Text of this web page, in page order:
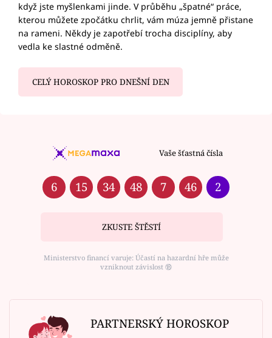
když jste myšlenkami jinde. V průběhu „špatné“ práce,
kterou můžete zpočátku chrlit, vám múza jemně přistane
na rameni. Někdy je zapotřebí trocha disciplíny, aby
vedla ke slastné odměně.
CELÝ HOROSKOP PRO DNEŠNÍ DEN
Vaše šťastná čísla
6 15 34 48 7 46 2
ZKUSTE ŠTĚSTÍ
Ministerstvo financí varuje: Účastí na hazardní hře může
vzniknout závislost ⑱
PARTNERSKÝ HOROSKOP